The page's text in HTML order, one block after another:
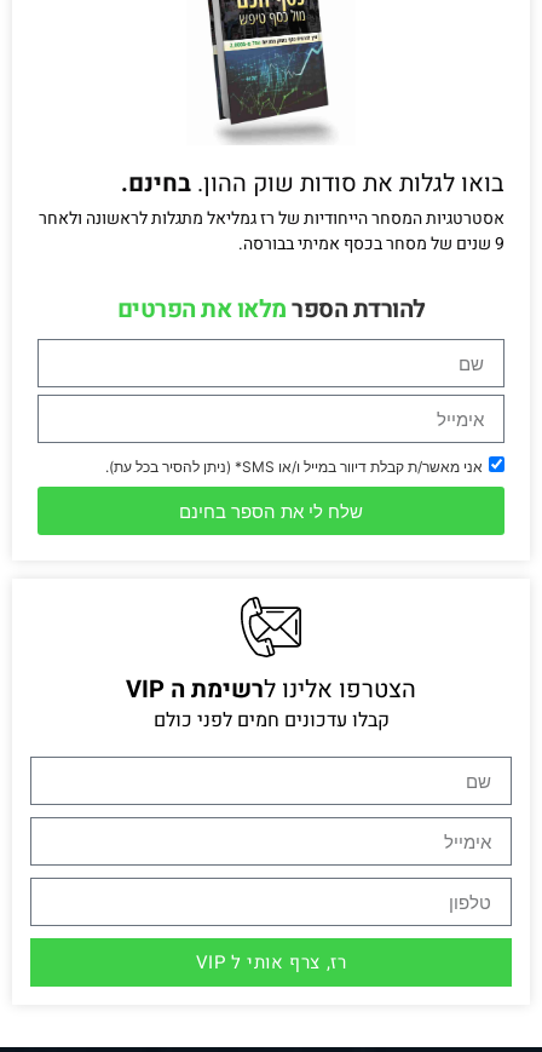
בואו לגלות את סודות שוק ההון.בחינם.
אסטרטגיות המסחר הייחודיות של רז גמליאל מתגלות לראשונה ולאחר
9 שנים של מסחר בכסף אמיתי בבורסה.
להורדת הספרמלאו את הפרטים
אני מאשר/ת קבלת דיוור במייל ו/או SMS* (ניתן להסיר בכל עת).
שלח לי את הספר בחינם
הצטרפו אלינו לרשימת ה VIP
קבלו עדכונים חמים לפני כולם
רז, צרף אותי ל VIP